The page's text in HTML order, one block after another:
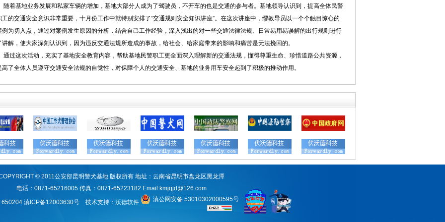
着基地业务发展和私家车辆的增加，基地大部分人成为了驾驶员，不开车的也是交通的参与者。基地领导认识到，提高全体民警
工的交通安全意识非常重要，十月份工作中就特别安排了“交通规则安全知识讲座”。在这次讲座中，缪教导员以一个个触目惊心的
例为切入点，通过对案例发生原因的分析，结合自己工作经验，深入浅出的对一些交通法律法规、日常易用易误解的出行规则进行
讲解，使大家深刻认识到，因为违反交通法规所造成的事故，给社会、给家庭带来的影响和痛苦是无法挽回的。
过这次活动，充实了基地安全教育内容，帮助基地民警职工更全面深入理解新的交通法规，懂得尊重生命、珍惜道路公共资源，
高了全体人员遵守交通安全法规的自觉性，对保障个人的交通安全、基地的业务用车安全起到了积极的推动作用。
© 2011公安部昆明警犬基地 版权所有 地址：云南省昆明市盘龙区黑龙潭
电话：0871-65216005 传真：0871-65223182 Email:kmjqjd@126.com
650204 滇ICP备12003630号 技术支持： 沃德软件 滇公网安备 53010302000595号